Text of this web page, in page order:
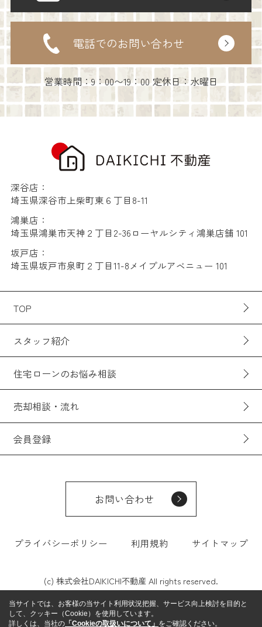
電話でのお問い合わせ
営業時間：9：00〜19：00 定休日：水曜日
深谷店：
埼玉県深谷市上柴町東６丁目8-11
鴻巣店：
埼玉県鴻巣市天神２丁目2-36ローヤルシティ鴻巣店舗 101
坂戸店：
埼玉県坂戸市泉町２丁目11-8メイプルアベニュー 101
TOP
スタッフ紹介
住宅ローンのお悩み相談
売却相談・流れ
会員登録
お問い合わせ
プライバシーポリシー 利用規約 サイトマップ
(c) 株式会社DAIKICHI不動産 All rights reserved.
当サイトでは、お客様の当サイト利用状況把握、サービス向上検討を目的と
して、クッキー（Cookie）を使用しています。
詳しくは、当社の 「Cookieの取扱いについて」 をご確認ください。